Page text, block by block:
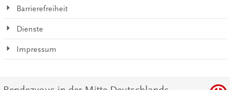
Barrierefreiheit
Dienste
Impressum